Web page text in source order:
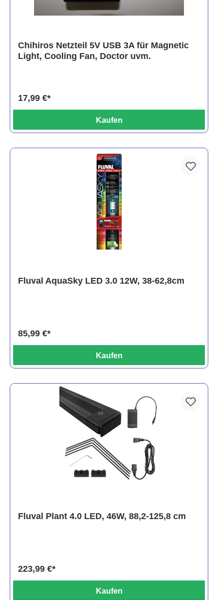
Chihiros Netzteil 5V USB 3A für Magnetic
Light, Cooling Fan, Doctor uvm.
17,99 €*
Kaufen
Fluval AquaSky LED 3.0 12W, 38-62,8cm
85,99 €*
Kaufen
Fluval Plant 4.0 LED, 46W, 88,2-125,8 cm
223,99 €*
Kaufen